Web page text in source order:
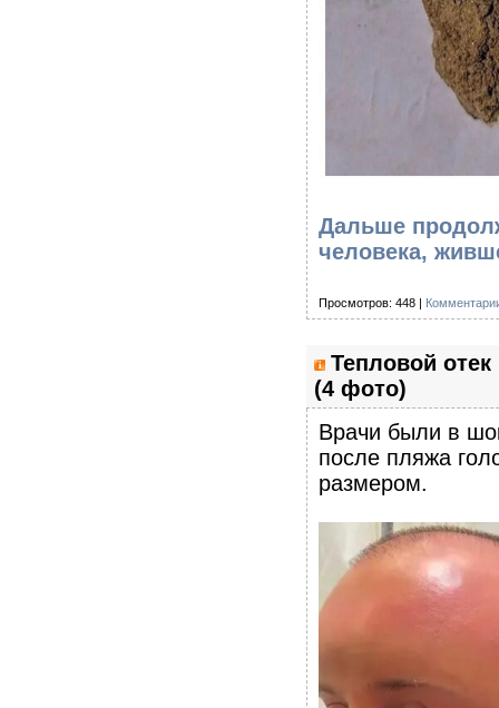
Дальше
человека,
Просмотров: 448 |
Тепловой
(4 фото)
Врачи были в
после пляжа
размером.